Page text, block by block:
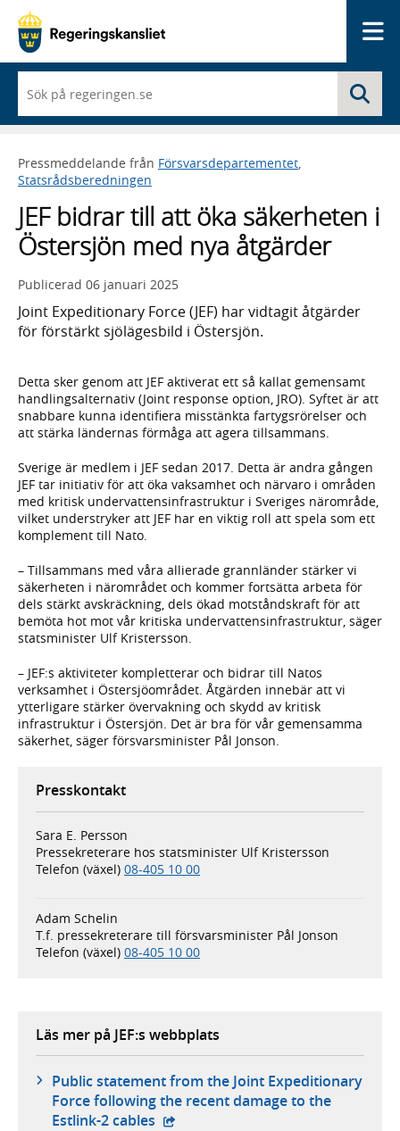
du
börjar
skriva
framträder
en
med
sökförslag
Pressmeddelande från Försvarsdepartementet,
Statsrådsberedningen
JEF bidrar till att öka säkerheten i
Östersjön med nya åtgärder
Publicerad 06 januari 2025
Joint Expeditionary Force (JEF) har vidtagit åtgärder
för förstärkt sjölägesbild i Östersjön.
Detta sker genom att JEF aktiverat ett så kallat gemensamt
handlingsalternativ (Joint response option, JRO). Syftet är att
snabbare kunna identifiera misstänkta fartygsrörelser och
att stärka ländernas förmåga att agera tillsammans.
Sverige är medlem i JEF sedan 2017. Detta är andra gången
JEF tar initiativ för att öka vaksamhet och närvaro i områden
med kritisk undervattensinfrastruktur i Sveriges närområde,
vilket understryker att JEF har en viktig roll att spela som ett
komplement till Nato.
– Tillsammans med våra allierade grannländer stärker vi
säkerheten i närområdet och kommer fortsätta arbeta för
dels stärkt avskräckning, dels ökad motståndskraft för att
bemöta hot mot vår kritiska undervattensinfrastruktur, säger
statsminister Ulf Kristersson.
– JEF:s aktiviteter kompletterar och bidrar till Natos
verksamhet i Östersjöområdet. Åtgärden innebär att vi
ytterligare stärker övervakning och skydd av kritisk
infrastruktur i Östersjön. Det är bra för vår gemensamma
säkerhet, säger försvarsminister Pål Jonson.
Presskontakt
Sara E. Persson
Pressekreterare hos statsminister Ulf Kristersson
Telefon (växel) 08-405 10 00
Adam Schelin
T.f. pressekreterare till försvarsminister Pål Jonson
Telefon (växel) 08-405 10 00
Läs mer på JEF:s webbplats
Public statement from the Joint Expeditionary
Force following the recent damage to the
Estlink-2 cables - öppnas i ny flik, extern